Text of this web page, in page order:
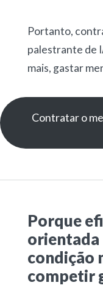
Portanto,
palestrante de
mais, gastar
Contratar o
Porque
condição
competir